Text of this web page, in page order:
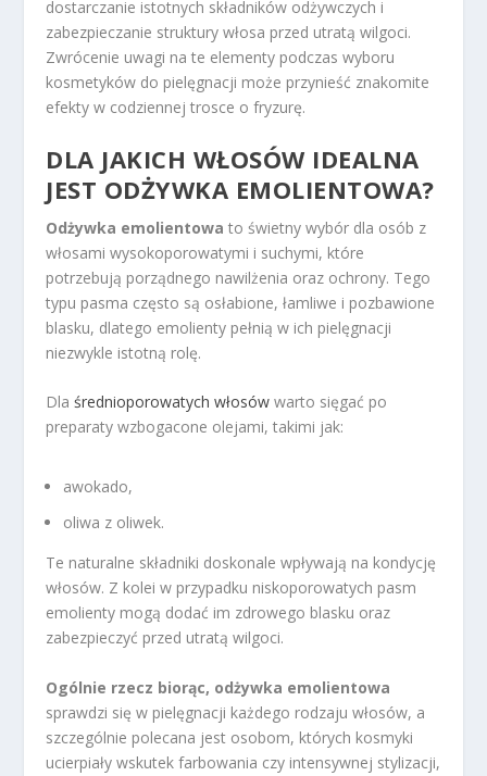
dostarczanie istotnych składników odżywczych i
zabezpieczanie struktury włosa przed utratą wilgoci.
Zwrócenie uwagi na te elementy podczas wyboru
kosmetyków do pielęgnacji może przynieść znakomite
efekty w codziennej trosce o fryzurę.
DLA JAKICH WŁOSÓW IDEALNA
JEST ODŻYWKA EMOLIENTOWA?
Odżywka emolientowa to świetny wybór dla osób z
włosami wysokoporowatymi i suchymi, które
potrzebują porządnego nawilżenia oraz ochrony. Tego
typu pasma często są osłabione, łamliwe i pozbawione
blasku, dlatego emolienty pełnią w ich pielęgnacji
niezwykle istotną rolę.
Dlaśrednioporowatych włosów warto sięgać po
preparaty wzbogacone olejami, takimi jak:
awokado,
oliwa z oliwek.
Te naturalne składniki doskonale wpływają na kondycję
włosów. Z kolei w przypadku niskoporowatych pasm
emolienty mogą dodać im zdrowego blasku oraz
zabezpieczyć przed utratą wilgoci.
Ogólnie rzecz biorąc, odżywka emolientowa
sprawdzi się w pielęgnacji każdego rodzaju włosów, a
szczególnie polecana jest osobom, których kosmyki
ucierpiały wskutek farbowania czy intensywnej stylizacji,